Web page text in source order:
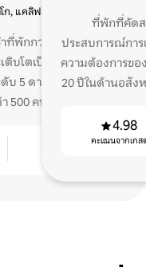
, แคลิฟอร์เนีย
ที่พักกว่า 11 ปี เริ่มจากอ
ติบโตเป็นที่พัก 5 แห่ง ฉัน
บ 5 ดาวสำหรับผู้เข้าพัก
500 คน
ที่พักที่คัดส
ประสบการณ์การ
ความต้องการข
20 ปีในด้านอสัง
4.98
คะแนนจากเกส